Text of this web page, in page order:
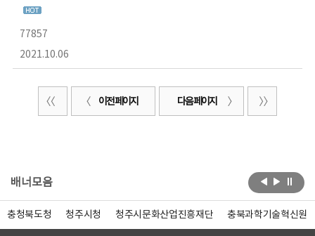
77857
2021.10.06
이전 페이지 다음 페이지
배너모음
충청북도청 청주시청 청주시문화산업진흥재단 충북과학기술혁신원